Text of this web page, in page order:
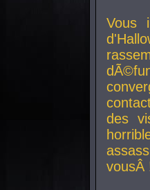
Vous
des
vousÂ